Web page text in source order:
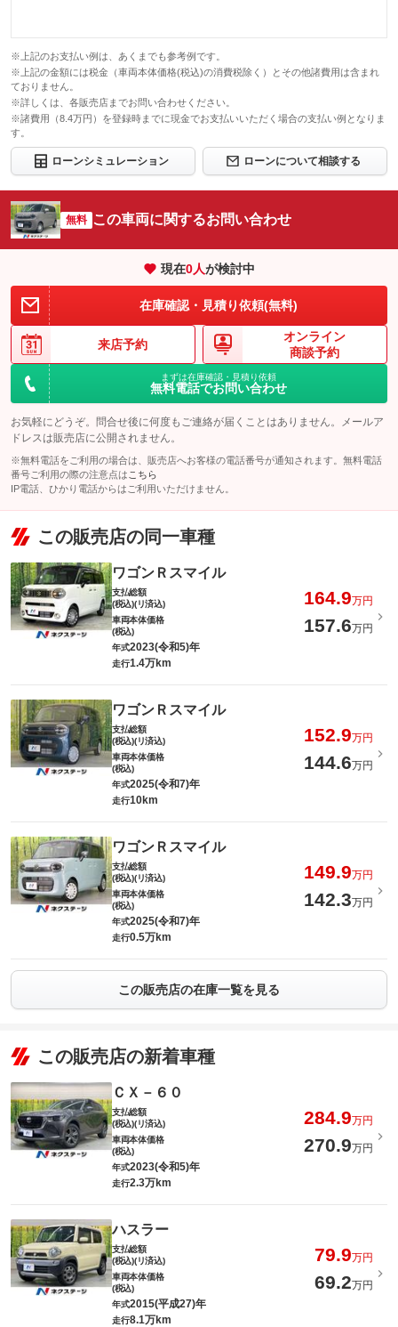
※上記のお支払い例は、あくまでも参考例です。
※上記の金額には税金（車両本体価格(税込)の消費税除く）とその他諸費用は含まれ
ておりません。
※詳しくは、各販売店までお問い合わせください。
※諸費用（8.4万円）を登録時までに現金でお支払いいただく場合の支払い例となりま
す。
ローンシミュレーション ローンについて相談する
無料 この車両に関するお問い合わせ
現在0人が検討中
在庫確認・見積り依頼(無料)
来店予約
オンライン
商談予約
まずは在庫確認・見積り依頼
無料電話でお問い合わせ
お気軽にどうぞ。問合せ後に何度もご連絡が届くことはありません。メールア
ドレスは販売店に公開されません。
※無料電話をご利用の場合は、販売店へお客様の電話番号が通知されます。無料電話
番号ご利用の際の注意点は こちら
IP電話、ひかり電話からはご利用いただけません。
この販売店の同一車種
ワゴンＲスマイル
支払総額
(税込)(リ済込)
164.9万円
車両本体価格
(税込)
157.6万円
年式2023(令和5)年
走行1.4万km
ワゴンＲスマイル
支払総額
(税込)(リ済込)
152.9万円
車両本体価格
(税込)
144.6万円
年式2025(令和7)年
走行10km
ワゴンＲスマイル
支払総額
(税込)(リ済込)
149.9万円
車両本体価格
(税込)
142.3万円
年式2025(令和7)年
走行0.5万km
この販売店の在庫一覧を見る
この販売店の新着車種
ＣＸ－６０
支払総額
(税込)(リ済込)
284.9万円
車両本体価格
(税込)
270.9万円
年式2023(令和5)年
走行2.3万km
ハスラー
支払総額
(税込)(リ済込)
79.9万円
車両本体価格
(税込)
69.2万円
年式2015(平成27)年
走行8.1万km